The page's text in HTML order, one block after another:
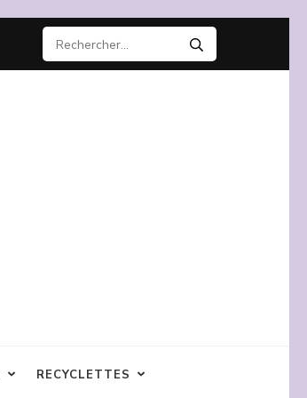
Rechercher :
RECYCLETTES